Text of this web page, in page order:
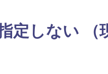
定しない （